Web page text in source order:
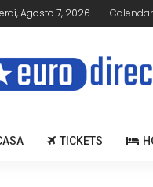
Agosto 7, 2026
TICKETS